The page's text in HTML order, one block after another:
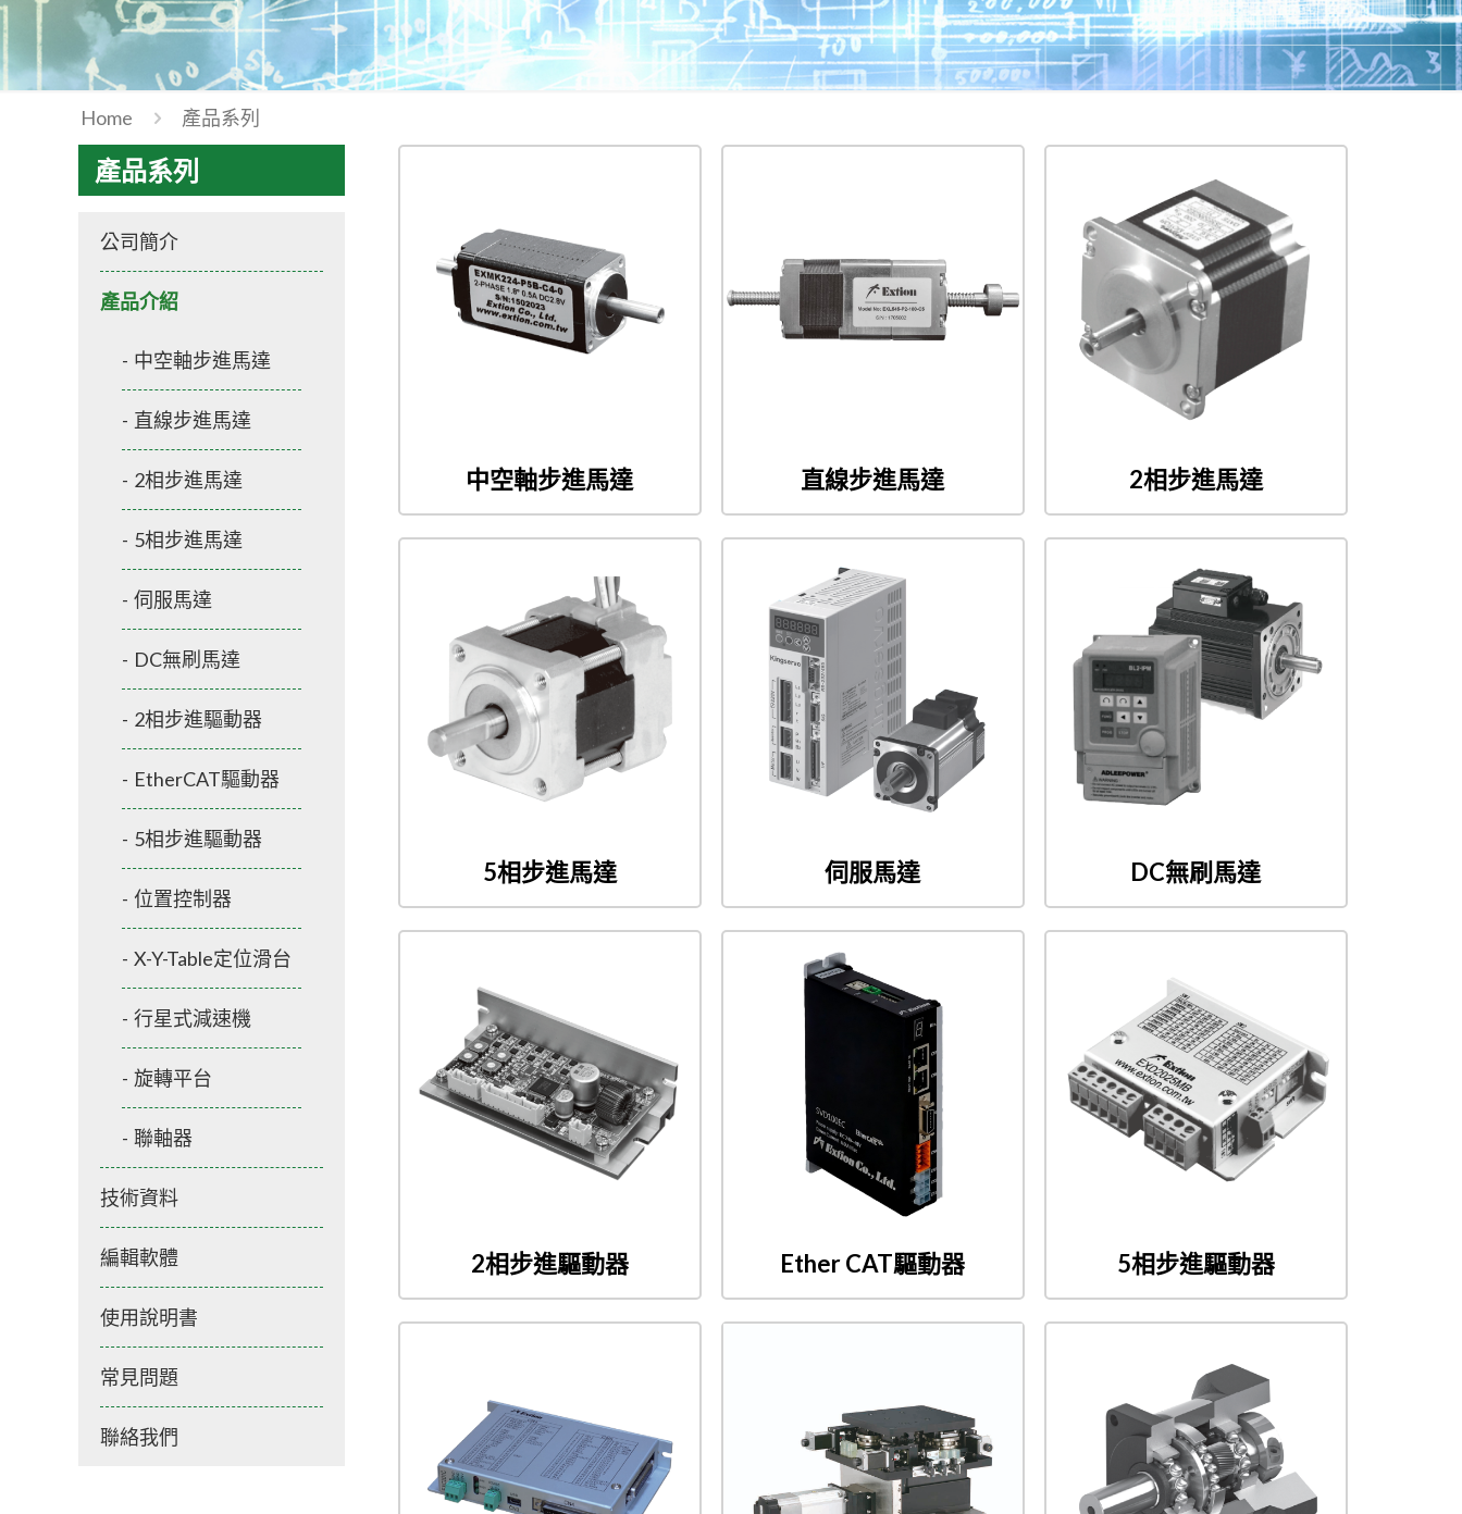
Home 產品系列
中空軸步進馬達 直線步進馬達 2相步進馬達
5相步進馬達 伺服馬達 DC無刷馬達
2相步進驅動器 Ether CAT驅動器 5相步進驅動器
產品系列
公司簡介
產品介紹
中空軸步進馬達
直線步進馬達
2相步進馬達
5相步進馬達
伺服馬達
DC無刷馬達
2相步進驅動器
EtherCAT驅動器
5相步進驅動器
位置控制器
X-Y-Table定位滑台
行星式減速機
旋轉平台
聯軸器
技術資料
編輯軟體
使用說明書
常見問題
聯絡我們